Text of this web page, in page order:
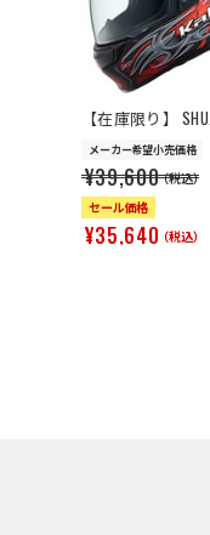
【在庫限り】 SHU...
メーカー希望小売価格
¥39,600（税込）
セール価格
¥35,640（税込）
>